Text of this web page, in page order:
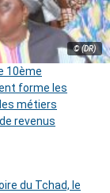
© (DR)
10ème
forme les
métiers
revenus
du Tchad, le